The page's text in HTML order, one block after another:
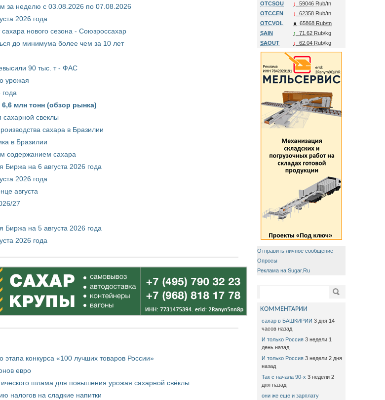
неделю с 03.08.2026 по 07.08.2026
2026 года
нового сезона - Союзроссахар
до минимума более чем за 10 лет
90 тыс. т - ФАС
урожая
млн тонн (обзор рынка)
сахарной свеклы
сахара в Бразилии
в Бразилии
содержанием сахара
на 6 августа 2026 года
2026 года
августа
27
на 5 августа 2026 года
2026 года
этапа конкурса «100 лучших товаров России»
евро
шлама для повышения урожая сахарной свёклы
налогов на сладкие напитки
OTCSOU
↓
59046 Rub/tn
OTCCEN
↓
62358 Rub/tn
OTCVOL
∎ 65868 Rub/tn
SAIN
↑
71.62 Rub/kg
SAOUT
↓ 62.04 Rub/kg
Отправить личное сообщение
Опросы
Реклама на Sugar.Ru
Поиск
КОММЕНТАРИИ
сахар в БАШКИРИИ 3 дня 14
часов назад
И только Россия 3 недели 1
день назад
И только Россия 3 недели 2 дня
назад
Так с начала 90-х 3 недели 2
дня назад
они же еще и зарплату